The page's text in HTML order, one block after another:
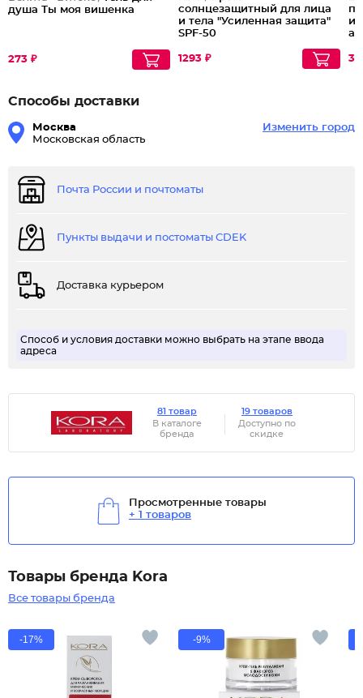
душа Ты моя вишенка
273 ₽
солнцезащитный для лица
и тела "Усиленная защита"
SPF-50
1293 ₽
Способы доставки
Москва
Московская область
Изменить город
Почта России и почтоматы
Пункты выдачи и постоматы CDEK
Доставка курьером
Способ и условия доставки можно выбрать на этапе ввода
адреса
81 товар
В каталоге
бренда
19 товаров
Доступно по
скидке
Просмотренные товары
+ 1 товаров
Товары бренда Kora
Все товары бренда
-17% -9%